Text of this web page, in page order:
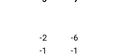
-2
-6
-1
-1